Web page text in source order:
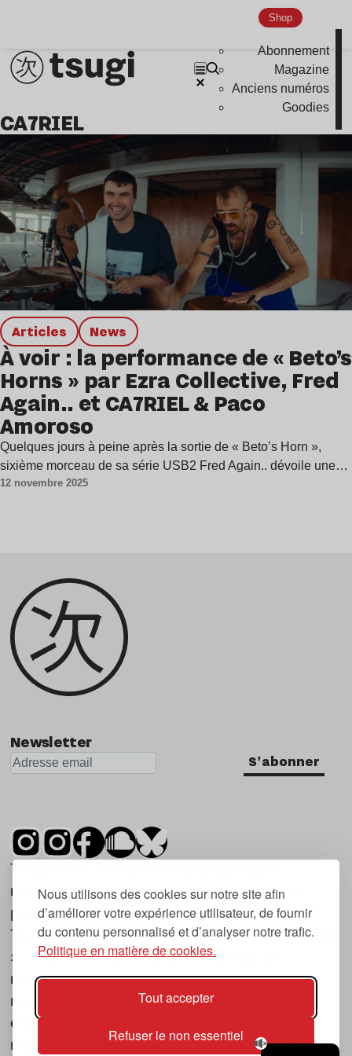
Nous utilisons des cookies sur notre site afin
d’améliorer votre expérience utilisateur, de fournir
du contenu personnalisé et d’analyser notre trafic.
Politique en matière de cookies.
Tout accepter
Refuser le non essentiel
Shop
Abonnement
Magazine
Anciens numéros
Goodies
Indie
CA7RIEL
Articles news
À voir : la performance de « Beto’s
Horns » par Ezra Collective, Fred
Again.. et CA7RIEL & Paco
Amoroso
Quelques jours à peine après la sortie de « Beto’s Horn »,
sixième morceau de sa série USB2 Fred Again.. dévoile une…
12 novembre 2025
Newsletter
S'abonner
Tsugi est un mensuel indépendant sur la
musique et les nouvelles tendances, dont la
première parution date de 2007.
Tsugi en japonais signifie « prochain », « suivant
», ce qui correspond à la thématique du
magazine, à l’affût des nouvelles tendances
musicales, qu’elles viennent de la musique
électronique, du rock ou du hip hop, et des
nouveaux phénomènes de société liés à la